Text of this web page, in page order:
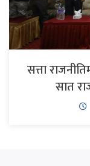
सत्ता
सात